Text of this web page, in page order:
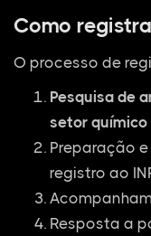
Como
O processo de
Pesquisa de
setor químico
Preparação
registro ao
Resposta a